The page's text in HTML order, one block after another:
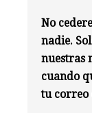
No
nadie.
nuestras
cuando
tu correo